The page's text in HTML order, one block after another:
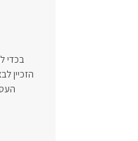
בכדי
הזכיין